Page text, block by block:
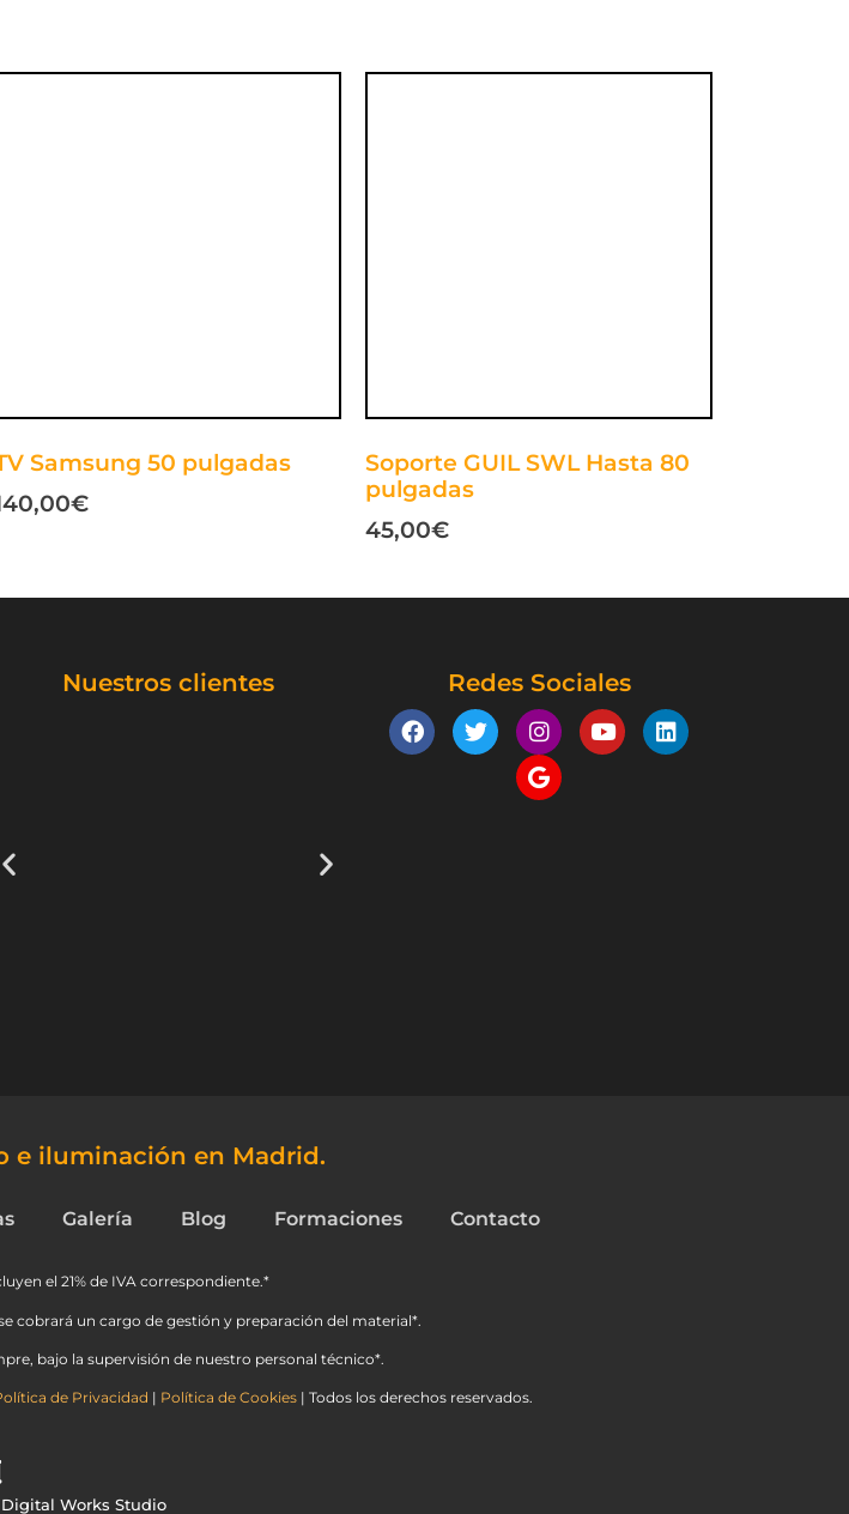
Samsung 50 pulgadas
€
Soporte GUIL SWL Hasta 80
pulgadas
45,00€
Nuestros clientes Redes Sociales
e iluminación en Madrid.
Galería Blog Formaciones Contacto
el 21% de IVA correspondiente.*
cobrará un cargo de gestión y preparación del material*.
bajo la supervisión de nuestro personal técnico*.
de Privacidad | Política de Cookies| Todos los derechos reservados.
Works Studio